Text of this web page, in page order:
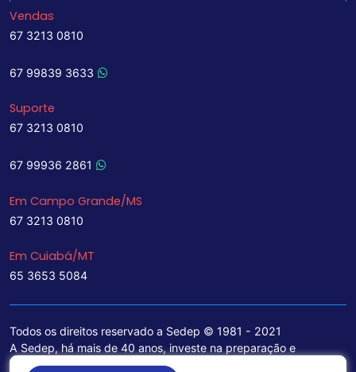
Vendas
67 3213 0810
67 99839 3633
Suporte
67 3213 0810
67 99936 2861
Em Campo Grande/MS
67 3213 0810
Em Cuiabá/MT
65 3653 5084
Todos os direitos reservado a Sedep © 1981 - 2021
A Sedep, há mais de 40 anos, investe na preparação e
treinamento de funcionários e na aquisição de tecnologia de